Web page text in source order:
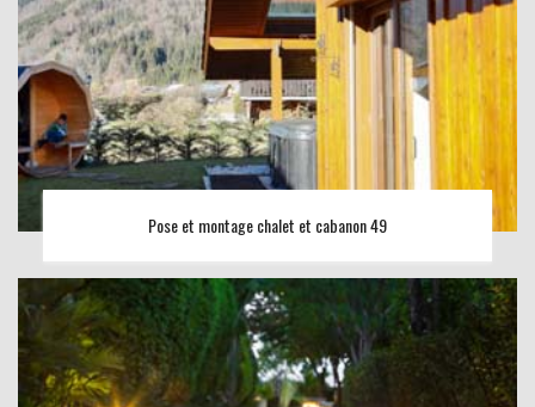
Pose et montage chalet et cabanon 49